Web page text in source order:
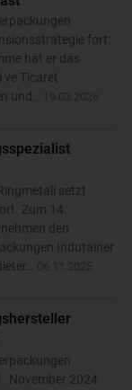
fort:
hat er das
ve Ticaret
und…
setzt
Zum 14.
den
Indutainer
November 2024